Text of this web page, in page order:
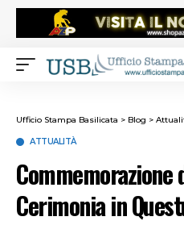
Ufficio Stampa Basilicata > Blog >
ATTUALITÀ
Cerimonia in